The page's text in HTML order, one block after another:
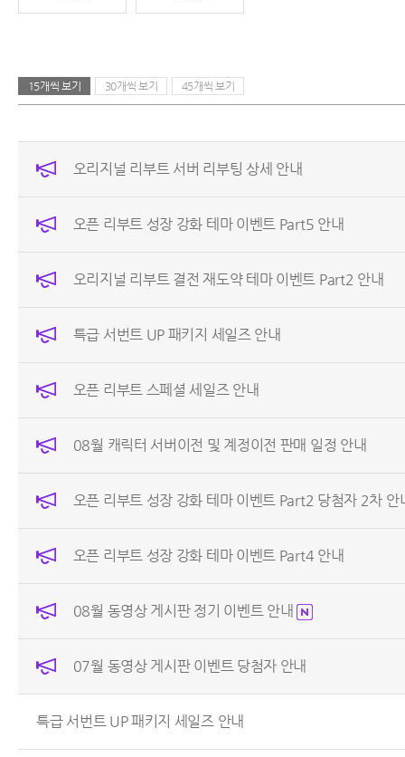
15개씩 보기 30개씩 보기 45개씩 보기
오리지널 리부트 서버 리부팅 상세 안내
오픈 리부트 성장 강화 테마 이벤트 Part5 안내
오리지널 리부트 결전 재도약 테마 이벤트 Part2 안내
특급 서번트 UP 패키지 세일즈 안내
오픈 리부트 스페셜 세일즈 안내
08월 캐릭터 서버이전 및 계정이전 판매 일정 안내
오픈 리부트 성장 강화 테마 이벤트 Part2 당첨자 2차 안
오픈 리부트 성장 강화 테마 이벤트 Part4 안내
08월 동영상 게시판 정기 이벤트 안내
07월 동영상 게시판 이벤트 당첨자 안내
특급 서번트 UP 패키지 세일즈 안내